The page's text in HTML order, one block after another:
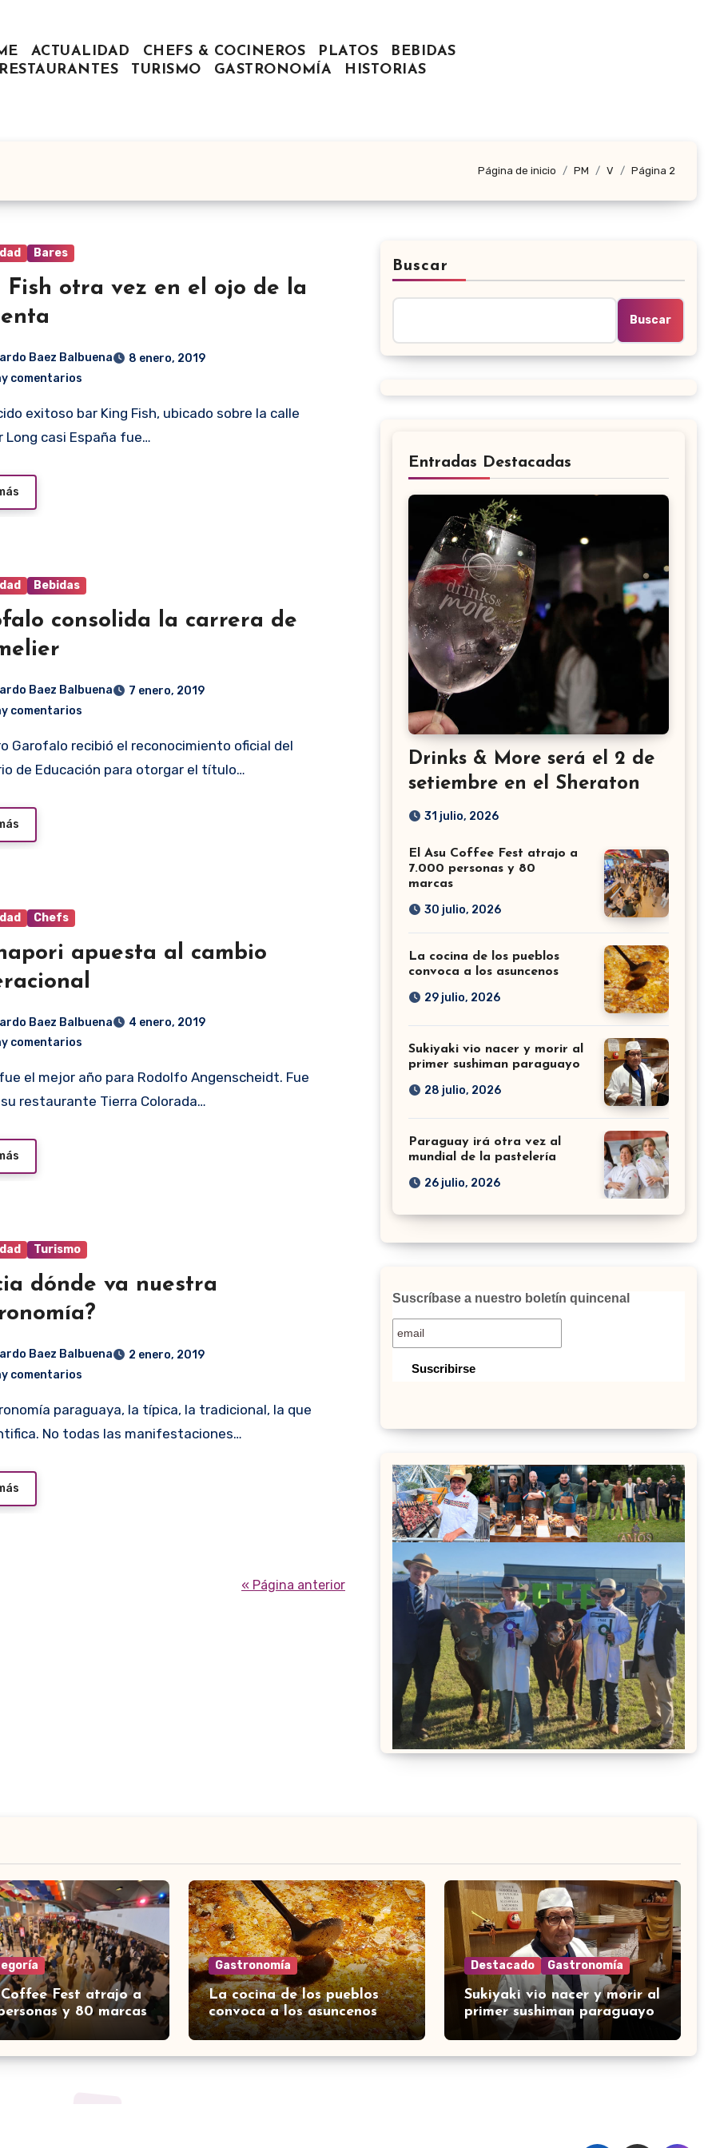
ACTUALIDAD CHEFS & COCINEROS PLATOS
BEBIDAS
RESTAURANTES
TURISMO GASTRONOMÍA HISTORIAS
Página de inicio PM V Página 2
Bares
Fish otra vez en el ojo de la
Baez Balbuena
8 enero, 2019
comentarios
Long casi España fue…
Bebidas
consolida la carrera de
Baez Balbuena
7 enero, 2019
comentarios
de Educación para otorgar el título…
Chefs
apuesta al cambio
Baez Balbuena
4 enero, 2019
comentarios
restaurante Tierra Colorada…
Turismo
dónde va nuestra
Baez Balbuena
2 enero, 2019
comentarios
No todas las manifestaciones…
« Página anterior
Buscar
Buscar
Entradas Destacadas
Drinks & More será el 2 de
setiembre en el Sheraton
31 julio, 2026
El Asu Coffee Fest atrajo a
7.000 personas y 80
marcas
30 julio, 2026
La cocina de los pueblos
convoca a los asuncenos
29 julio, 2026
Sukiyaki vio nacer y morir al
primer sushiman paraguayo
28 julio, 2026
Paraguay irá otra vez al
mundial de la pastelería
26 julio, 2026
Suscríbase a nuestro boletín quincenal
Coffee Fest atrajo a
y 80 marcas
Gastronomía
La cocina de los pueblos
convoca a los asuncenos
Destacado Gastronomía
Sukiyaki vio nacer y morir al
primer sushiman paraguayo